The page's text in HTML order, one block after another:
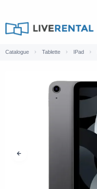
Catalogue Tablette IPad